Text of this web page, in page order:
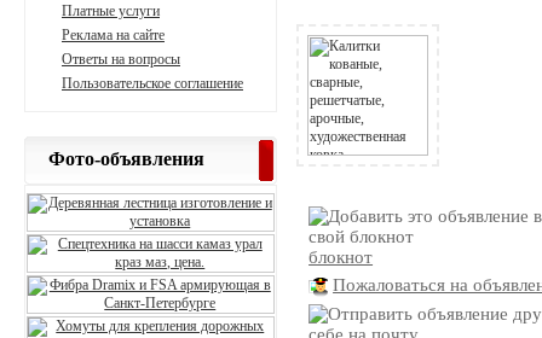
блокнот
Пожаловаться на
Платные услуги
Реклама на сайте
Ответы на вопросы
Пользовательское соглашение
Фото-объявления